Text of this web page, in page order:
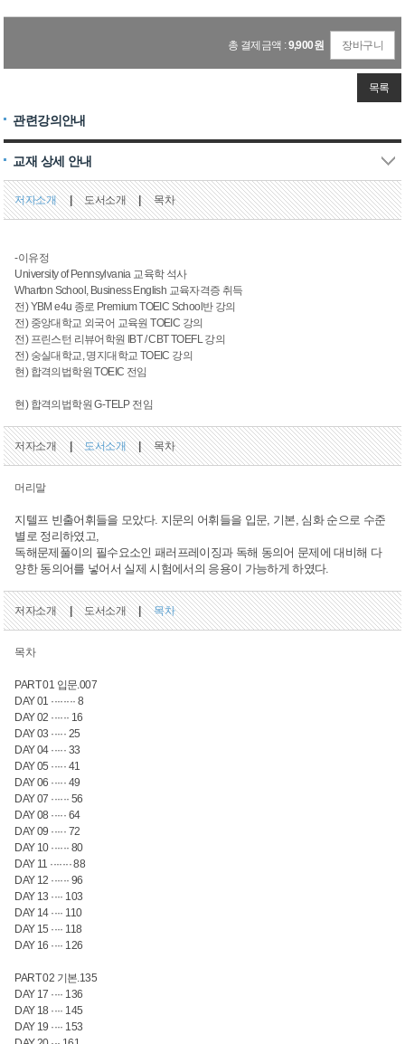
총 결제금액 :9,900원 장바구니
목록
관련강의안내
교재 상세 안내
저자소개 | 도서소개 | 목차
-이유정
University of Pennsylvania 교육학 석사
Wharton School, Business English 교육자격증 취득
전) YBM e4u 종로 Premium TOEIC School반 강의
전) 중앙대학교 외국어 교육원 TOEIC 강의
전) 프린스턴 리뷰어학원 IBT / CBT TOEFL 강의
전) 숭실대학교, 명지대학교 TOEIC 강의
현) 합격의법학원 TOEIC 전임
현) 합격의법학원 G-TELP 전임
저자소개 | 도서소개 | 목차
머리말
지텔프 빈출어휘들을 모았다. 지문의 어휘들을 입문, 기본, 심화 순으로 수준
별로 정리하였고,
독해문제풀이의 필수요소인 패러프레이징과 독해 동의어 문제에 대비해 다
양한 동의어를 넣어서 실제 시험에서의 응용이 가능하게 하였다.
저자소개 | 도서소개 | 목차
목차
PART 01 입문.007
DAY 01 ········ 8
DAY 02 ······ 16
DAY 03 ····· 25
DAY 04 ····· 33
DAY 05 ····· 41
DAY 06 ····· 49
DAY 07 ······ 56
DAY 08 ····· 64
DAY 09 ····· 72
DAY 10 ······ 80
DAY 11 ······· 88
DAY 12 ······ 96
DAY 13 ···· 103
DAY 14 ···· 110
DAY 15 ···· 118
DAY 16 ···· 126
PART 02 기본.135
DAY 17 ···· 136
DAY 18 ···· 145
DAY 19 ···· 153